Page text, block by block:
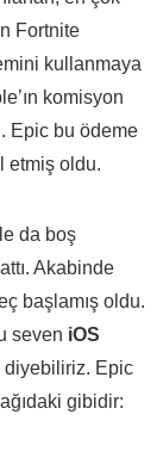
Fortnite
kullanmaya
komisyon
Epic bu ödeme
etmiş oldu.
da boş
Akabinde
başlamış oldu.
seven iOS
diyebiliriz. Epic
gibidir: